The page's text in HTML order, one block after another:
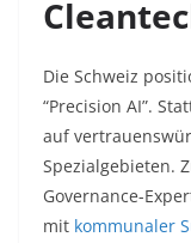
Die Schweiz
“Precision AI”.
auf
Spezialgebieten.
Governance-
mit kommunaler